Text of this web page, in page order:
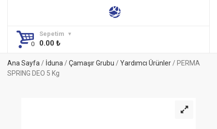
Sepetim
0.00 ₺
Ana Sayfa/ İduna/ Çamaşır Grubu / Yardımcı Ürünler/ PERMA
SPRING DEO 5 Kg